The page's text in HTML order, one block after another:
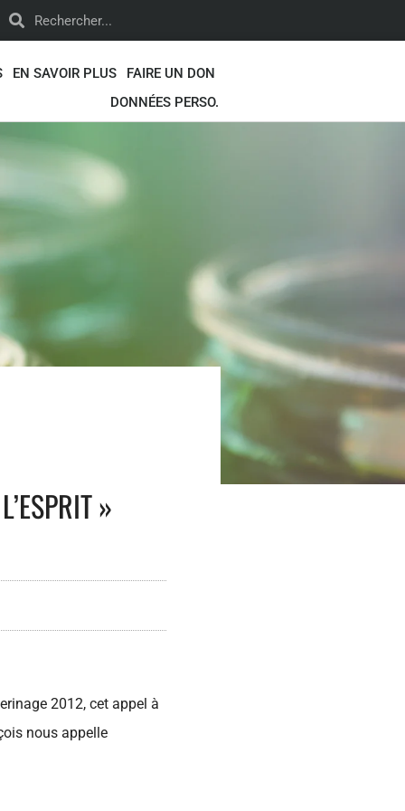
EN SAVOIR PLUS
FAIRE UN DON
DONNÉES PERSO.
»
2012, cet appel à
nous appelle